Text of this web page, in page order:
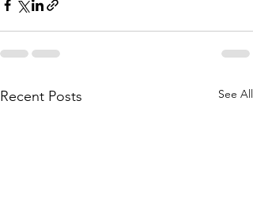
Recent Posts See All